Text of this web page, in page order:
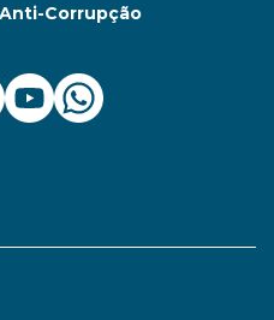
Corrupção